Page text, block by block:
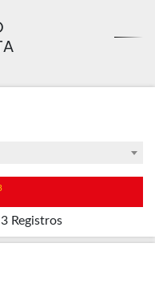
Registros